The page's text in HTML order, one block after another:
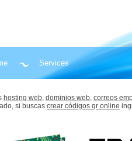
Services
hosting web, dominios web, correos
si buscas crear códigos qr online